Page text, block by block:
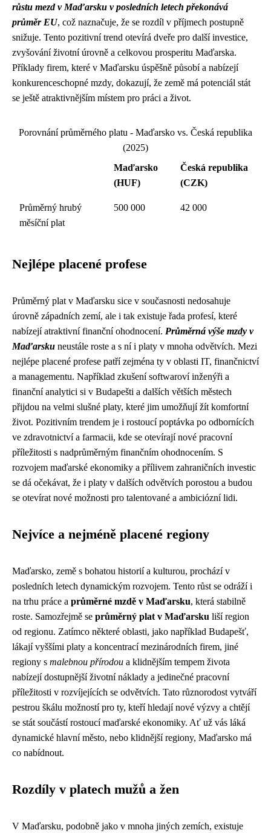
růstu mezd v Maďarsku v posledních letech překonává
průměr EU, což naznačuje, že se rozdíl v příjmech postupně
snižuje. Tento pozitivní trend otevírá dveře pro další investice,
zvyšování životní úrovně a celkovou prosperitu Maďarska.
Příklady firem, které v Maďarsku úspěšně působí a nabízejí
konkurenceschopné mzdy, dokazují, že země má potenciál stát
se ještě atraktivnějším místem pro práci a život.
Porovnání průměrného platu - Maďarsko vs. Česká republika
(2025)
Maďarsko
(HUF)
Česká republika
(CZK)
Průměrný hrubý
měsíční plat
500 000 42 000
Nejlépe placené profese
Průměrný plat v Maďarsku sice v současnosti nedosahuje
úrovně západních zemí, ale i tak existuje řada profesí, které
nabízejí atraktivní finanční ohodnocení. Průměrná výše mzdy v
Maďarsku neustále roste a s ní i platy v mnoha odvětvích. Mezi
nejlépe placené profese patří zejména ty v oblasti IT, finančnictví
a managementu. Například zkušení softwaroví inženýři a
finanční analytici si v Budapešti a dalších větších městech
přijdou na velmi slušné platy, které jim umožňují žít komfortní
život. Pozitivním trendem je i rostoucí poptávka po odbornících
ve zdravotnictví a farmacii, kde se otevírají nové pracovní
příležitosti s nadprůměrným finančním ohodnocením. S
rozvojem maďarské ekonomiky a přílivem zahraničních investic
se dá očekávat, že i platy v dalších odvětvích porostou a budou
se otevírat nové možnosti pro talentované a ambiciózní lidi.
Nejvíce a nejméně placené regiony
Maďarsko, země s bohatou historií a kulturou, prochází v
posledních letech dynamickým rozvojem. Tento růst se odráží i
na trhu práce a průměrné mzdě v Maďarsku, která stabilně
roste. Samozřejmě se průměrný plat v Maďarsku liší region
od regionu. Zatímco některé oblasti, jako například Budapešť,
lákají vyššími platy a koncentrací mezinárodních firem, jiné
regiony s malebnou přírodou a klidnějším tempem života
nabízejí dostupnější životní náklady a jedinečné pracovní
příležitosti v rozvíjejících se odvětvích. Tato různorodost vytváří
pestrou škálu možností pro ty, kteří hledají nové výzvy a chtějí
se stát součástí rostoucí maďarské ekonomiky. Ať už vás láká
dynamické hlavní město, nebo klidnější regiony, Maďarsko má
co nabídnout.
Rozdíly v platech mužů a žen
V Maďarsku, podobně jako v mnoha jiných zemích, existuje